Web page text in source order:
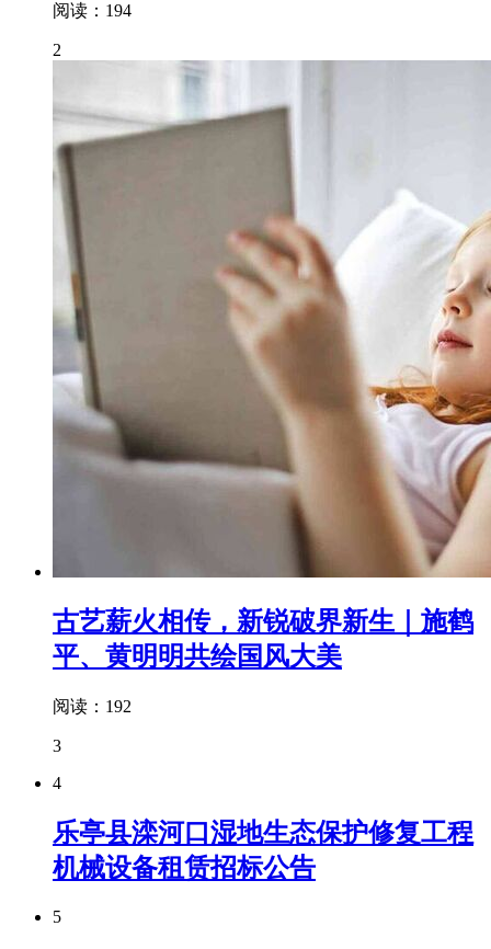
阅读：194
2
古艺薪火相传，新锐破界新生｜施鹤
平、黄明明共绘国风大美
阅读：192
3
4
乐亭县滦河口湿地生态保护修复工程
机械设备租赁招标公告
5